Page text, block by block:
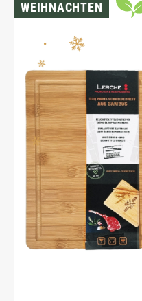
WEIHNACHTEN